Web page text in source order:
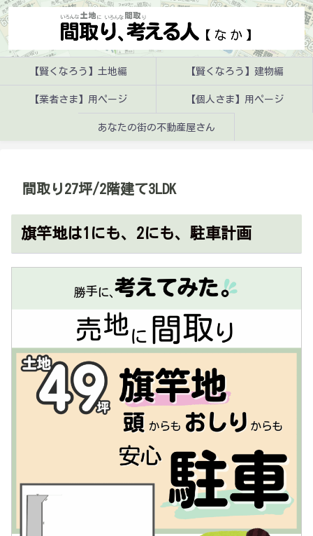
【賢くなろう】土地編 【賢くなろう】建物編
【業者さま】用ページ 【個人さま】用ページ
あなたの街の不動産屋さん
間取り27坪/2階建て3LDK
旗竿地は1にも、2にも、駐車計画